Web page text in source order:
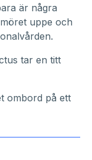
är några
uppe och
tar en titt
ombord på ett